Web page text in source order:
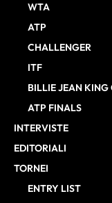
WTA
ATP
CHALLENGER
ITF
BILLIE JEAN KING
ATP FINALS
INTERVISTE
EDITORIALI
TORNEI
ENTRY LIST